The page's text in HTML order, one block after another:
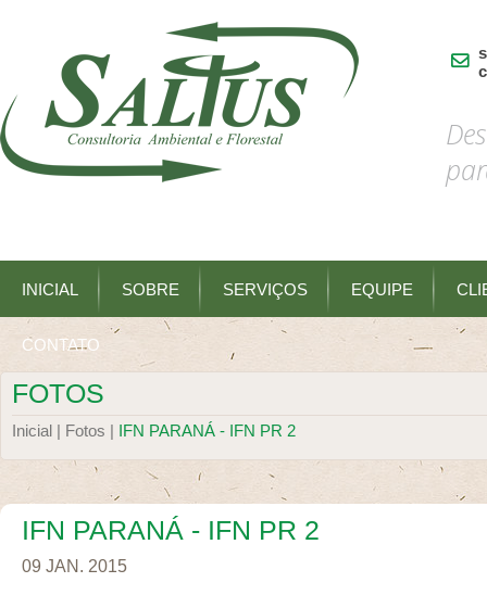
INICIAL SOBRE SERVIÇOS EQUIPE
CONTATO
FOTOS
Inicial | Fotos | IFN PARANÁ - IFN PR 2
IFN PARANÁ - IFN PR 2
09 JAN. 2015